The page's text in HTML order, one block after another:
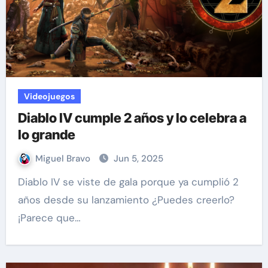
Videojuegos
Diablo IV cumple 2 años y lo celebra a
lo grande
Miguel Bravo Jun 5, 2025
Diablo IV se viste de gala porque ya cumplió 2
años desde su lanzamiento ¿Puedes creerlo?
¡Parece que…